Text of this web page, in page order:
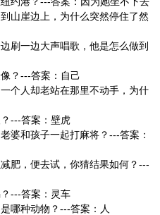
山崖边上，为什么突然停住了然
刷一边大声唱歌，他是怎么做到
？---答案：自己
个人却老站在那里不动手，为什
---答案：壁虎
婆和孩子一起打麻将？---答案：
肥，便去试，你猜结果如何？---
---答案：灵车
哪种动物？---答案：人